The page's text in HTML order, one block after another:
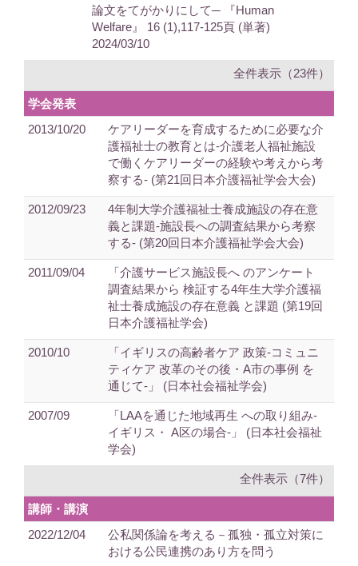
論文をてがかりにして─ 『Human
Welfare』 16 (1),117-125頁 (単著)
2024/03/10
全件表示（23件）
学会発表
2013/10/20
ケアリーダーを育成するために必要な介
護福祉士の教育とは‐介護老人福祉施設
で働くケアリーダーの経験や考えから考
察する‐ (第21回日本介護福祉学会大会)
2012/09/23
4年制大学介護福祉士養成施設の存在意
義と課題‐施設長への調査結果から考察
する‐ (第20回日本介護福祉学会大会)
2011/09/04
「介護サービス施設長へ のアンケート
調査結果から 検証する4年生大学介護福
祉士養成施設の存在意義 と課題 (第19回
日本介護福祉学会)
2010/10
「イギリスの高齢者ケア 政策‐コミュニ
ティケア 改革のその後・A市の事例 を
通じて‐」 (日本社会福祉学会)
2007/09
「LAAを通じた地域再生 への取り組み-
イギリス・ A区の場合-」 (日本社会福祉
学会)
全件表示（7件）
講師・講演
2022/12/04
公私関係論を考える－孤独・孤立対策に
おける公民連携のあり方を問う